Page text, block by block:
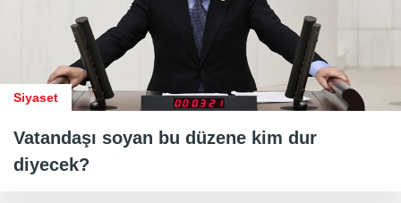
Siyaset
Vatandaşı soyan bu düzene kim dur
diyecek?